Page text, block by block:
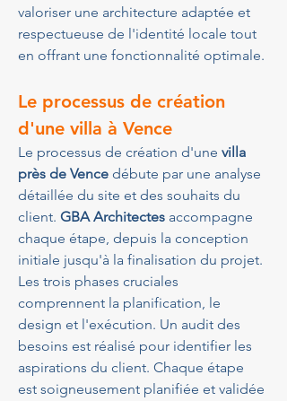
valoriser une architecture adaptée et
respectueuse de l'identité locale tout
en offrant une fonctionnalité optimale.
Le processus de création
d'une villa à Vence
Le processus de création d'une villa
près de Vence débute par une analyse
détaillée du site et des souhaits du
client. GBA Architectes accompagne
chaque étape, depuis la conception
initiale jusqu'à la finalisation du projet.
Les trois phases cruciales
comprennent la planification, le
design et l'exécution. Un audit des
besoins est réalisé pour identifier les
aspirations du client. Chaque étape
est soigneusement planifiée et validée